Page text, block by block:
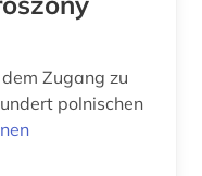
Zugang zu
polnischen